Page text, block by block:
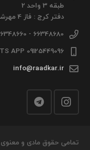
طبقه 3 واحد 2
دفتر کرج : فاز 4 مهرشهر خیابان 411 شرقی پلاک 114 واحد 1
66348680 - 66348660 تماس از 8 صبح تا 6 شب
09125449096 WHATS APP
info@raadkar.ir
تمامی حقوق مادی و معنوی